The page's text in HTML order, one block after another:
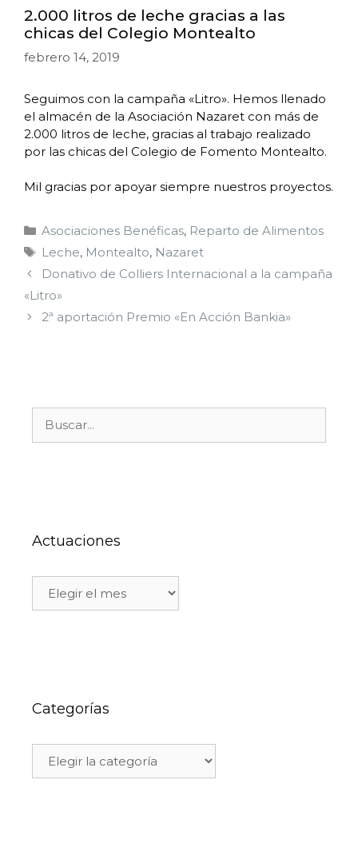
2.000 litros de leche gracias a las
chicas del Colegio Montealto
febrero 14, 2019
Seguimos con la campaña «Litro». Hemos llenado
el almacén de la Asociación Nazaret con más de
2.000 litros de leche, gracias al trabajo realizado
por las chicas del Colegio de Fomento Montealto.
Mil gracias por apoyar siempre nuestros proyectos.
Asociaciones Benéficas, Reparto de Alimentos
Leche, Montealto, Nazaret
Donativo de Colliers Internacional a la campaña
«Litro»
2ª aportación Premio «En Acción Bankia»
Actuaciones
Categorías